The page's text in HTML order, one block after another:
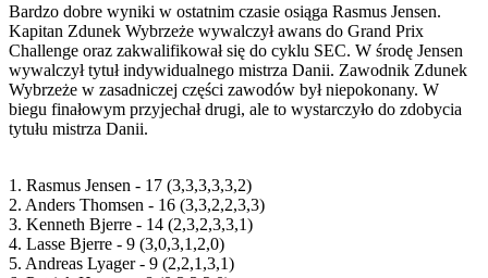
Bardzo dobre wyniki w ostatnim czasie osiąga Rasmus Jensen.
Kapitan Zdunek Wybrzeże wywalczył awans do Grand Prix
Challenge oraz zakwalifikował się do cyklu SEC. W środę Jensen
wywalczył tytuł indywidualnego mistrza Danii. Zawodnik Zdunek
Wybrzeże w zasadniczej części zawodów był niepokonany. W
biegu finałowym przyjechał drugi, ale to wystarczyło do zdobycia
tytułu mistrza Danii.
1. Rasmus Jensen - 17 (3,3,3,3,3,2)
2. Anders Thomsen - 16 (3,3,2,2,3,3)
3. Kenneth Bjerre - 14 (2,3,2,3,3,1)
4. Lasse Bjerre - 9 (3,0,3,1,2,0)
5. Andreas Lyager - 9 (2,2,1,3,1)